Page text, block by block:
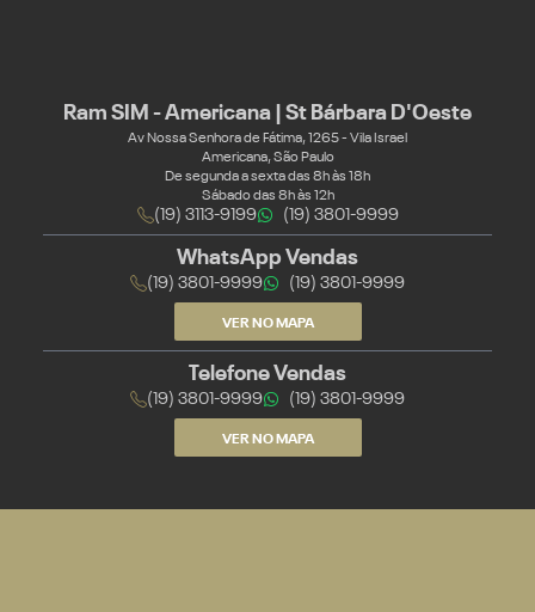
Ram SIM - Americana | St Bárbara D'Oeste
Av Nossa Senhora de Fátima, 1265 - Vila Israel
Americana, São Paulo
De segunda a sexta das 8h às 18h
Sábado das 8h às 12h
(19) 3113-9199 (19) 3801-9999
WhatsApp Vendas
(19) 3801-9999 (19) 3801-9999
VER NO MAPA
Telefone Vendas
(19) 3801-9999 (19) 3801-9999
VER NO MAPA